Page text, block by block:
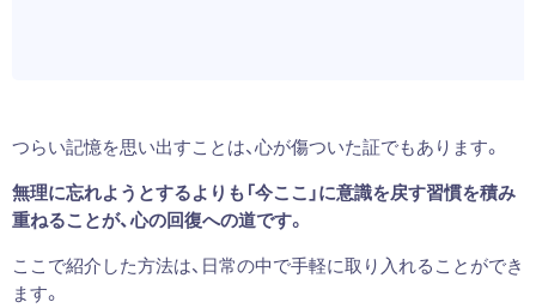
つらい記憶を思い出すことは、心が傷ついた証でもあります。
無理に忘れようとするよりも「今ここ」に意識を戻す習慣を積み
重ねることが、心の回復への道です。
ここで紹介した方法は、日常の中で手軽に取り入れることができ
ます。